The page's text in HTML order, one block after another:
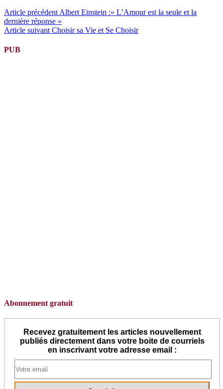
Lire
la
Article précédent Albert Einstein :« L’Amour est la seule et la
dernière réponse »
Article suivant Choisir sa Vie et Se Choisir
PUB
Abonnement gratuit
Recevez gratuitement les articles nouvellement
publiés directement dans votre boite de courriels
en inscrivant votre adresse email :